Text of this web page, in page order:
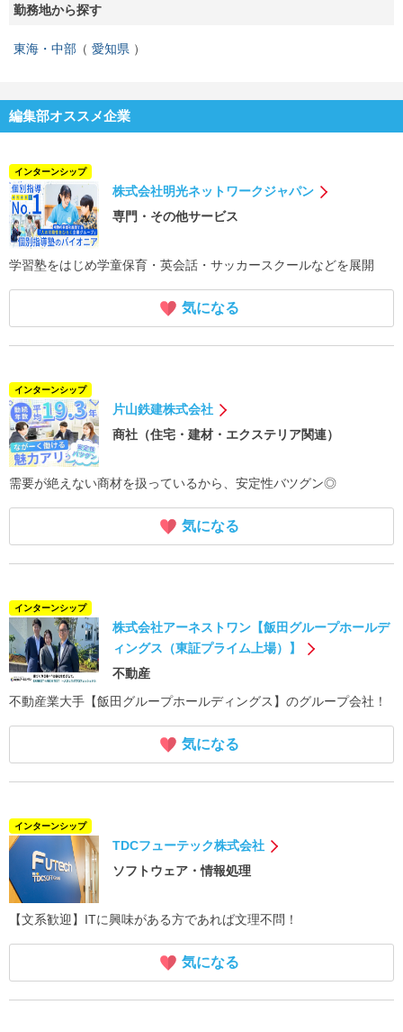
勤務地から探す
東海・中部 愛知県
編集部オススメ企業
インターンシップ
株式会社明光ネットワークジャパン
専門・その他サービス
学習塾をはじめ学童保育・英会話・サッカースクールなどを展開
気になる
インターンシップ
片山鉄建株式会社
商社（住宅・建材・エクステリア関連）
需要が絶えない商材を扱っているから、安定性バツグン◎
気になる
インターンシップ
株式会社アーネストワン【飯田グループホールデ
ィングス（東証プライム上場）】
不動産
不動産業大手【飯田グループホールディングス】のグループ会社！
気になる
インターンシップ
TDCフューテック株式会社
ソフトウェア・情報処理
【文系歓迎】ITに興味がある方であれば文理不問！
気になる